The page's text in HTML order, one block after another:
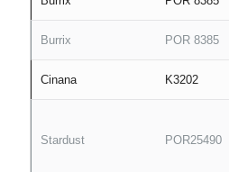
Burrix POR 8385
Cinana K3202
Stardust POR25490